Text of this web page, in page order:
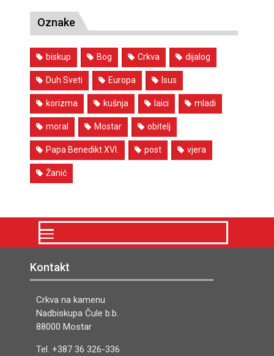
Oznake
biskup Bog Crkva dijalog
Duh Sveti Europa Isus
korizma kušnja laici mladi
moral Mostar obitelj
Papa Benedikt XVI. post vjera
Žanić
Kontakt
Crkva na kamenu
Nadbiskupa Čule b.b.
88000 Mostar
Tel. +387 36 326-336